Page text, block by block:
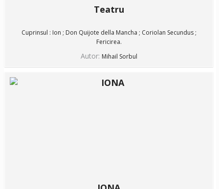
Teatru
Cuprinsul : Ion ; Don Quijote della Mancha ; Coriolan Secundus ;
Fericirea.
Autor: Mihail Sorbul